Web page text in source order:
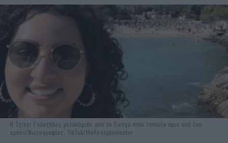
ΓΥΝΑΙΚΑ
ENGLISH EDITION
ΠΟΛΗ
STORIES
ΕΚΛΟΓΕΣ
TRAVEL
DESIGN
PODCAST
iOPINIONS
iGASTRONOMIE
iBOOKS
ΖΩΔΙΑ
OSCARS
THE OCEAN
Η Τζίτζι Γκονζάλες μετακόμισε από το Σικάγο στην Ισπανία πριν από ένα
χρόνο/Φωτογραφίες: TikTok/thefirstgenmentor